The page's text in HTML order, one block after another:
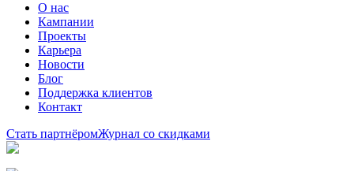
О нас
Кампании
Проекты
Карьера
Новости
Блог
Поддержка клиентов
Контакт
Стать партнёромЖурнал со скидками